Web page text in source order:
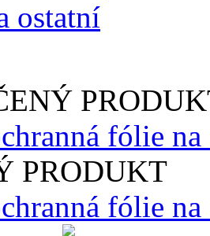
ostatní
fólie
PRODUKT
fólie